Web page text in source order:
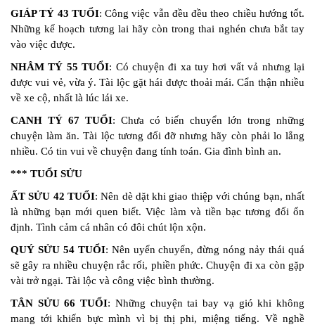
GIÁP TÝ 43 TUỔI: Công việc vẫn đều đều theo chiều hướng tốt.
Những kế hoạch tương lai hãy còn trong thai nghén chưa bắt tay
vào việc được.
NHÂM TÝ 55 TUỔI: Có chuyện đi xa tuy hơi vất vả nhưng lại
được vui vẻ, vừa ý. Tài lộc gặt hái được thoải mái. Cẩn thận nhiều
về xe cộ, nhất là lúc lái xe.
CANH TÝ 67 TUỔI: Chưa có biến chuyển lớn trong những
chuyện làm ăn. Tài lộc tương đối đỡ nhưng hãy còn phải lo lắng
nhiều. Có tin vui về chuyện đang tính toán. Gia đình bình an.
*** TUỔI SỬU
ẤT SỬU 42 TUỔI: Nên dè dặt khi giao thiệp với chúng bạn, nhất
là những bạn mới quen biết. Việc làm và tiền bạc tương đối ổn
định. Tình cảm cá nhân có đôi chút lộn xộn.
QUÝ SỬU 54 TUỔI: Nên uyển chuyển, đừng nóng nảy thái quá
sẽ gây ra nhiều chuyện rắc rối, phiền phức. Chuyện đi xa còn gặp
vài trở ngại. Tài lộc và công việc bình thường.
TÂN SỬU 66 TUỔI: Những chuyện tai bay vạ gió khi không
mang tới khiến bực mình vì bị thị phi, miệng tiếng. Về nghề